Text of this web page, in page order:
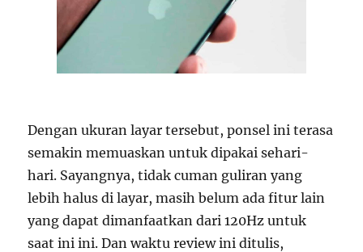
Dengan ukuran layar tersebut, ponsel ini terasa
semakin memuaskan untuk dipakai sehari-
hari. Sayangnya, tidak cuman guliran yang
lebih halus di layar, masih belum ada fitur lain
yang dapat dimanfaatkan dari 120Hz untuk
saat ini ini. Dan waktu review ini ditulis,